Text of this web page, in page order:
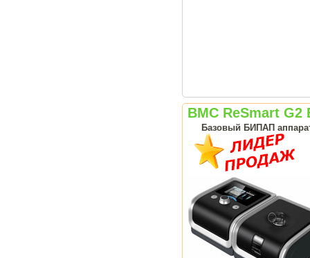
BMC ReSmart G2
Базовый БИПАП